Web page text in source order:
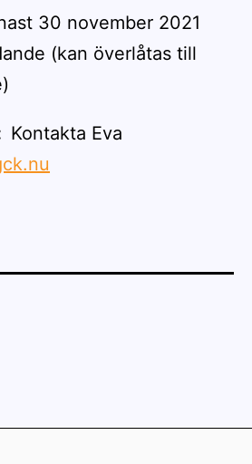
30 november 2021
(kan överlåtas till
Kontakta Eva